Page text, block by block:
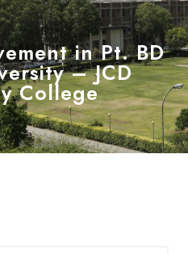
in Pt. BD
– JCD
College